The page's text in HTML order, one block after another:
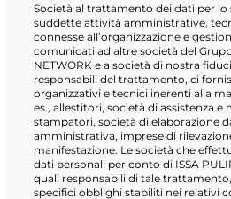
Società al trattamento dei dati per
suddette attività amministrative,
connesse all’organizzazione e
comunicati ad altre società del
NETWORK e a società di nostra
responsabili del trattamento, ci
organizzativi e tecnici inerenti alla
es., allestitori, società di assistenza e
stampatori, società di elaborazione
amministrativa, imprese di
manifestazione. Le società che
dati personali per conto di ISSA
quali responsabili di tale
specifici obblighi stabiliti nei relativi